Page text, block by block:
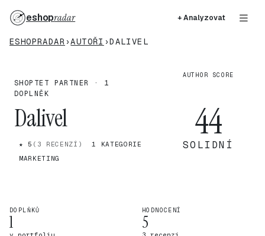
eshopradar + Analyzovat
ESHOPRADAR ›AUTOŘI ›DALIVEL
SHOPTET PARTNER · 1
DOPLNĚK
Dalivel
★ 5 (3 RECENZÍ)
1 KATEGORIE
MARKETING
AUTHOR SCORE
44
SOLIDNÍ
DOPLŇKŮ
1
HODNOCENÍ
5